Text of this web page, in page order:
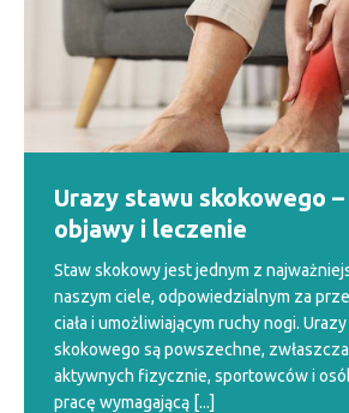
Urazy stawu skokowego
objawy i leczenie
Staw skokowy jest jednym z
naszym ciele, odpowiedzialnym za
ciała i umożliwiającym ruchy nogi.
skokowego są powszechne,
aktywnych fizycznie, sportowców i
pracę wymagającą [...]